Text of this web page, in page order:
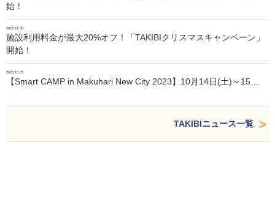
始！
2023.11.30
施設利用料金が最大20%オフ！「TAKIBIクリスマスキャンペーン」
開始！
2023.10.05
【Smart CAMP in Makuhari New City 2023】10月14日(土)～15…
TAKIBIニュース一覧